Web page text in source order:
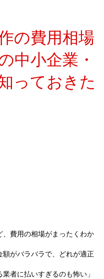
の費用相場
中小企業・
っておきた
、費用の相場がまったくわか
額がバラバラで、どれが適正
者に払いすぎるのも怖い」